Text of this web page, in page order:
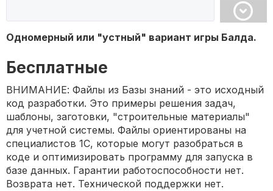
Одномерный или "устный" вариант игры Балда.
Бесплатные
ВНИМАНИЕ: Файлы из Базы знаний - это исходный
код разработки. Это примеры решения задач,
шаблоны, заготовки, "строительные материалы"
для учетной системы. Файлы ориентированы на
специалистов 1С, которые могут разобраться в
коде и оптимизировать программу для запуска в
базе данных. Гарантии работоспособности нет.
Возврата нет. Технической поддержки нет.